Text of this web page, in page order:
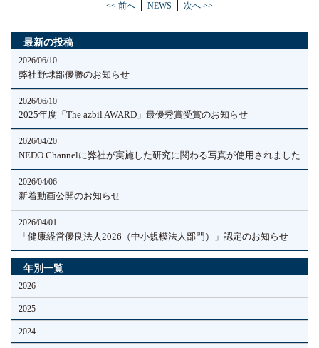
<< 前へ NEWS 次へ >>
最新の投稿
2026/06/10
弊社野球部優勝のお知らせ
2026/06/10
2025年度「The azbil AWARD」最優秀賞受賞のお知らせ
2026/04/20
NEDO Channelに弊社が実施した研究に関わる写真が使用されました
2026/04/06
新着動画公開のお知らせ
2026/04/01
「健康経営優良法人2026（中小規模法人部門）」認定のお知らせ
年別一覧
2026
2025
2024